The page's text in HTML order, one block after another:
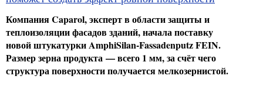
Компания Caparol, эксперт в области защиты и
теплоизоляции фасадов зданий, начала поставку
новой штукатурки AmphiSilan-Fassadenputz FEIN.
Размер зерна продукта — всего 1 мм, за счёт чего
структура поверхности получается мелкозернистой.